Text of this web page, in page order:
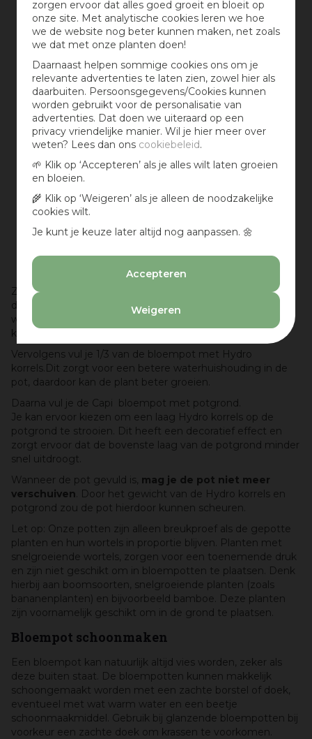
zorgen ervoor dat alles goed groeit en bloeit op
onze site. Met analytische cookies leren we hoe
we de website nog beter kunnen maken, net zoals
we dat met onze planten doen!
Daarnaast helpen sommige cookies ons om je
relevante advertenties te laten zien, zowel hier als
daarbuiten. Persoonsgegevens/Cookies kunnen
worden gebruikt voor de personalisatie van
advertenties. Dat doen we uiteraard op een
privacy vriendelijke manier. Wil je hier meer over
weten? Lees dan ons cookiebeleid.
🌱 Klik op ‘Accepteren’ als je alles wilt laten groeien
en bloeien.
🌾 Klik op ‘Weigeren’ als je alleen de noodzakelijke
cookies wilt.
Je kunt je keuze later altijd nog aanpassen. 🌼
Accepteren
Weigeren
Zorg dat het gat in de bodem niet verstopt raakt, dit kan
door gaas op de bodem te leggen. Zo kan het water
weglopen en loop je geen risico dat de bloempot bij vorst
kapot gaat of scheurt.
Vervolgens vul je 1/3 van de bloempot met Hydro
korrels.Dit zorgt voor een betere waterhuishouding in de
pot, daardoor kan de plant beter groeien.
Daarna vul je de Capi bloempot met potgrond.
Je kan ervoor kiezen om een laag Hydro korrels op de
potgrond te strooien. Dit heeft een decoratief effect en
zorgt ervoor dat de bovenste laag van de potgrond minder
snel uitdroogt.
Wanneer de pot gevuld is, mag je de pot niet meer
verschuiven . Door het gewicht van de Hydro korrels en
potgrond zou de pot hierdoor kunnen scheuren.
Let op: Onze potten zijn alleen breukproef als de gepotte
planten en hun wortels in proportie blijven. Planten met
snelgroeiende wortels, zorgen voor een toenemende druk
en zijn niet geschikt om in bloempotten te plaatsen. Denk
hierbij aan boomsoorten, snelgroeiende planten (zoals
bananenplanten) en bijvoorbeeld bamboe. Deze planten
zijn voornamelijk geschikt om in de grond te plaatsen.
Bloempot schoonmaken
Een bloempot kan natuurlijk altijd vies worden, zeker als
deze buiten staat. De bloempotten kunnen makkelijk
schoongemaakt worden met een zachte borstel of doek,
eventueel met wat warm water en een beetje
schoonmaakmiddel. Gebruik bij glanzende bloempotten bij
voorkeur een zachte doek om krassen te voorkomen.